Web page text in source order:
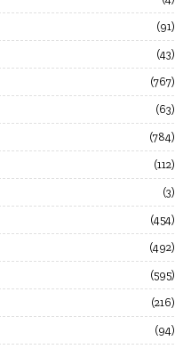
91
43
767
63
784
112
3
454
492
595
216
94